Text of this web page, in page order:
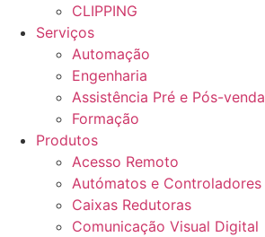
CLIPPING
Serviços
Automação
Engenharia
Assistência Pré e Pós-venda
Formação
Produtos
Acesso Remoto
Autómatos e Controladores
Caixas Redutoras
Comunicação Visual Digital